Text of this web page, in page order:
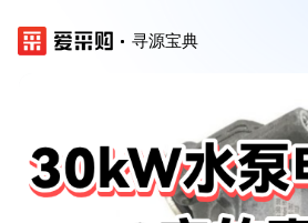
寻源宝典